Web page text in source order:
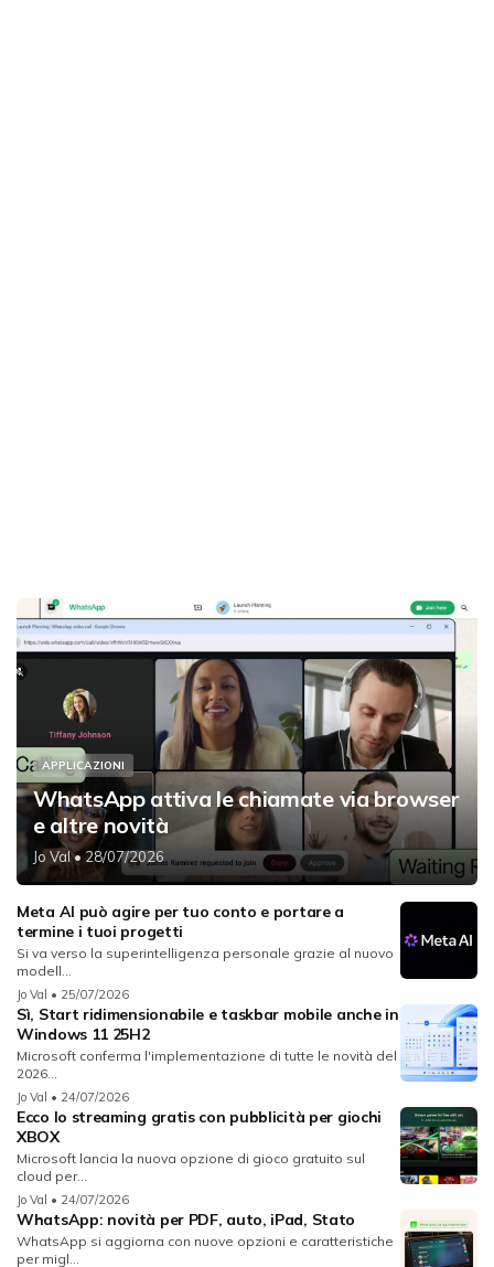
APPLICAZIONI
WhatsApp attiva le chiamate via browser
e altre novità
Jo Val• 28/07/2026
Meta AI può agire per tuo conto e portare a
termine i tuoi progetti
Si va verso la superintelligenza personale grazie al nuovo
modell...
Jo Val • 25/07/2026
Sì, Start ridimensionabile e taskbar mobile anche in
Windows 11 25H2
Microsoft conferma l'implementazione di tutte le novità del
2026...
Jo Val • 24/07/2026
Ecco lo streaming gratis con pubblicità per giochi
XBOX
Microsoft lancia la nuova opzione di gioco gratuito sul
cloud per...
Jo Val • 24/07/2026
WhatsApp: novità per PDF, auto, iPad, Stato
WhatsApp si aggiorna con nuove opzioni e caratteristiche
per migl...